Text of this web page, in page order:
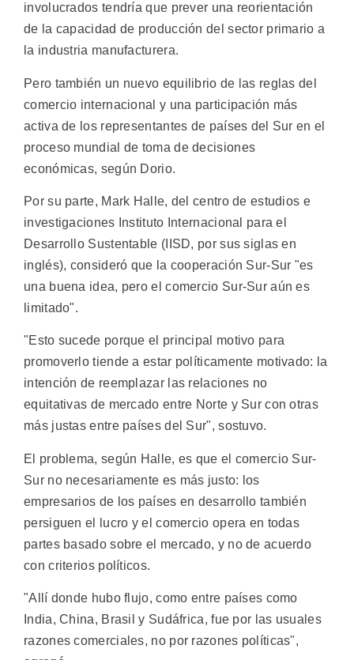
involucrados tendría que prever una reorientación
de la capacidad de producción del sector primario a
la industria manufacturera.
Pero también un nuevo equilibrio de las reglas del
comercio internacional y una participación más
activa de los representantes de países del Sur en el
proceso mundial de toma de decisiones
económicas, según Dorio.
Por su parte, Mark Halle, del centro de estudios e
investigaciones Instituto Internacional para el
Desarrollo Sustentable (IISD, por sus siglas en
inglés), consideró que la cooperación Sur-Sur "es
una buena idea, pero el comercio Sur-Sur aún es
limitado".
"Esto sucede porque el principal motivo para
promoverlo tiende a estar políticamente motivado: la
intención de reemplazar las relaciones no
equitativas de mercado entre Norte y Sur con otras
más justas entre países del Sur", sostuvo.
El problema, según Halle, es que el comercio Sur-
Sur no necesariamente es más justo: los
empresarios de los países en desarrollo también
persiguen el lucro y el comercio opera en todas
partes basado sobre el mercado, y no de acuerdo
con criterios políticos.
"Allí donde hubo flujo, como entre países como
India, China, Brasil y Sudáfrica, fue por las usuales
razones comerciales, no por razones políticas",